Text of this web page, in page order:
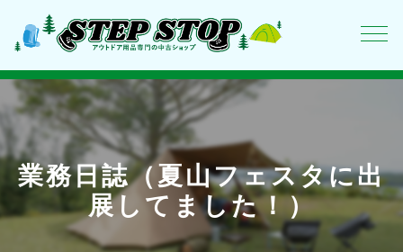
業務日誌（夏山フェスタに出
展してました！）